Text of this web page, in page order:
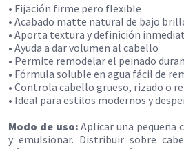
• Fijación firme pero flexible
• Acabado matte natural de bajo
• Aporta textura y definición
• Ayuda a dar volumen al cabello
• Permite remodelar el peinado
• Fórmula soluble en agua fácil de
• Controla cabello grueso, rizado o
• Ideal para estilos modernos y
Modo de uso:Aplicar una pequeña
y emulsionar. Distribuir sobre